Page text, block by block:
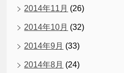
2014年11月 (26)
2014年10月 (32)
2014年9月 (33)
2014年8月 (24)